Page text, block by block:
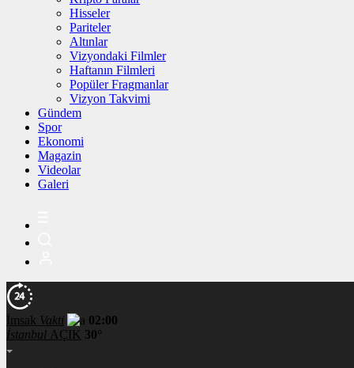
Hisseler
Pariteler
Altınlar
Vizyondaki Filmler
Haftanın Filmleri
Popüler Fragmanlar
Vizyon Takvimi
Gündem
Spor
Ekonomi
Magazin
Videolar
Galeri
İmsak Vakti
02:00
İstanbul AÇIK 30°